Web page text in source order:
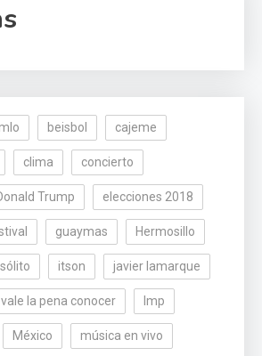
beisbol cajeme
clima concierto
Trump elecciones 2018
guaymas Hermosillo
itson javier lamarque
la pena conocer lmp
México música en vivo